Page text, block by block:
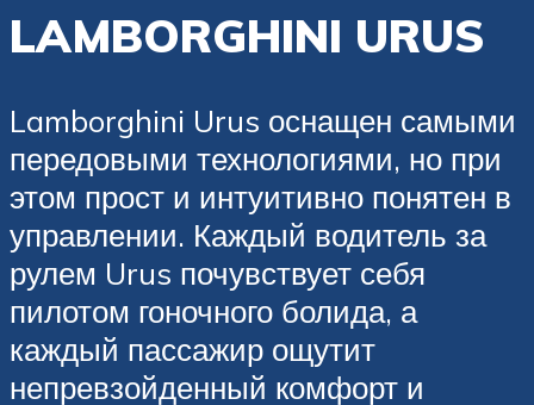
LAMBORGHINI URUS
Lamborghini Urus оснащен самыми
передовыми технологиями, но при
этом прост и интуитивно понятен в
управлении. Каждый водитель за
рулем Urus почувствует себя
пилотом гоночного болида, а
каждый пассажир ощутит
непревзойденный комфорт и